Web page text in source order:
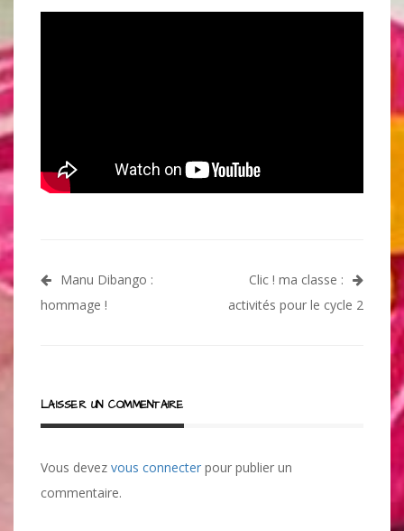
Navigation
de
Manu Dibango :
hommage !
Clic ! ma classe :
activités pour le cycle 2
LAISSER UN COMMENTAIRE
Vous devez vous connecter pour publier un
commentaire.